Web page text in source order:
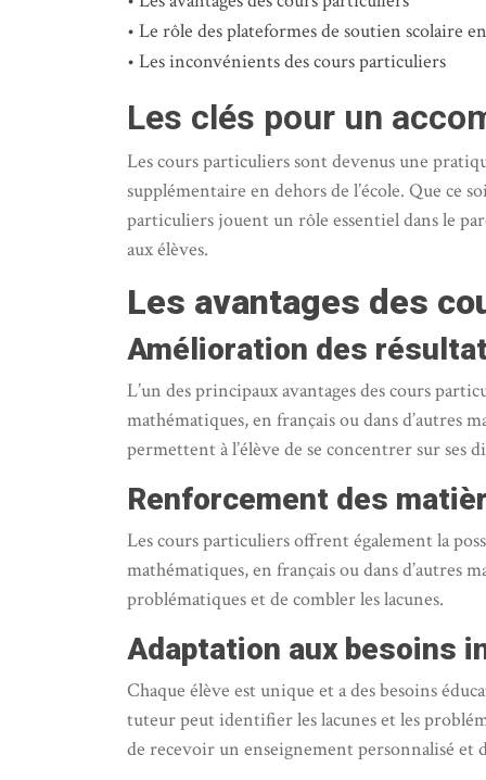
Le rôle des plateformes de soutien scolaire
Les inconvénients des cours particuliers
Les clés pour un
Les cours particuliers sont devenus une
supplémentaire en dehors de l’école. Que ce
particuliers jouent un rôle essentiel dans le
aux élèves.
Les avantages des
Amélioration des
L’un des principaux avantages des cours
mathématiques, en français ou dans
permettent à l’élève de se concentrer sur ses
Renforcement des
Les cours particuliers offrent également la
mathématiques, en français ou dans
problématiques et de combler les lacunes.
Adaptation aux besoins
Chaque élève est unique et a des besoins
tuteur peut identifier les lacunes et les
de recevoir un enseignement personnalisé et